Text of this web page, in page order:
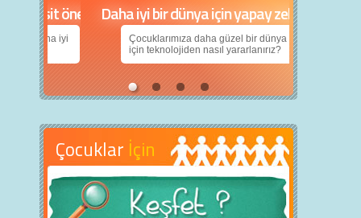
Daha iyi bir dünya için yapay zekâ
Çocuklarımıza daha güzel bir dünya bırakabilmek
için teknolojiden nasıl yararlanırız?
Çocuklar İçin